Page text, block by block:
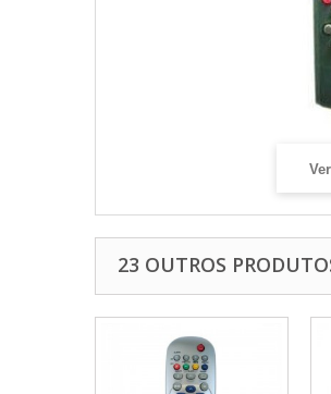
23 OUTROS